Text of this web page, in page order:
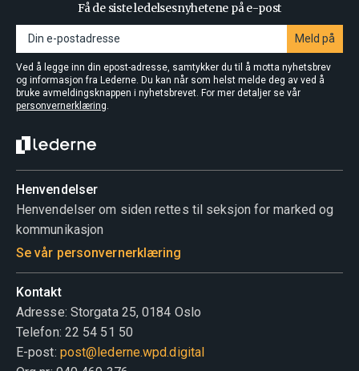
Få de siste ledelsesnyhetene på e-post
Meld på
Ved å legge inn din epost-adresse, samtykker du til å motta nyhetsbrev
og informasjon fra Lederne. Du kan når som helst melde deg av ved å
bruke avmeldingsknappen i nyhetsbrevet. For mer detaljer se vår
personvernerklæring.
Henvendelser
Henvendelser om siden rettes til seksjon for marked og
kommunikasjon
Se vår personvernerklæring
Kontakt
Adresse: Storgata 25, 0184 Oslo
Telefon: 22 54 51 50
E-post: post@lederne.wpd.digital